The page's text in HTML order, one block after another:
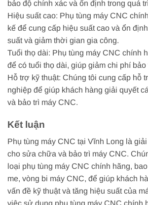
bảo độ chính xác và ổn định trong quá
Hiệu suất cao: Phụ tùng máy CNC
kế để cung cấp hiệu suất cao và ổn
suất và giảm thời gian gia công.
Tuổi thọ dài: Phụ tùng máy CNC chính
để có tuổi thọ dài, giúp giảm chi phí
Hỗ trợ kỹ thuật: Chúng tôi cung cấp hỗ
nghiệp để giúp khách hàng giải quyết
và bảo trì máy CNC.
Kết luận
Phụ tùng máy CNC tại Vĩnh Long là
cho sửa chữa và bảo trì máy CNC.
loại phụ tùng máy CNC chính hãng,
me, vòng bi máy CNC, để giúp khách
vấn đề kỹ thuật và tăng hiệu suất của